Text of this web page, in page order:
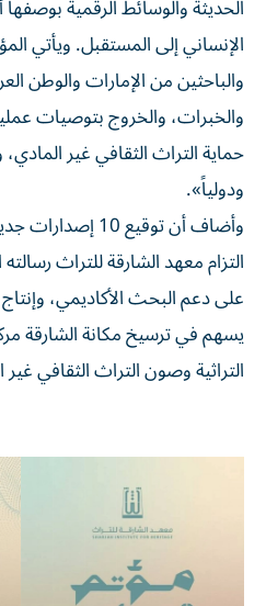
الحديثة والوسائط الرقمية
الإنساني إلى المستقبل. ويأتي
والباحثين من الإمارات والوطن
والخبرات، والخروج بتوصيات
حماية التراث الثقافي غير
ودولياً».
وأضاف أن توقيع
التزام معهد الشارقة للتراث
على دعم البحث الأكاديمي،
يسهم في ترسيخ مكانة الشارقة
التراثية وصون التراث الثقافي